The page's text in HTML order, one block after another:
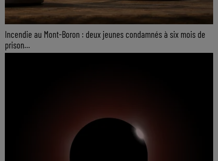
Incendie au Mont-Boron : deux jeunes condamnés à six mois de
prison...